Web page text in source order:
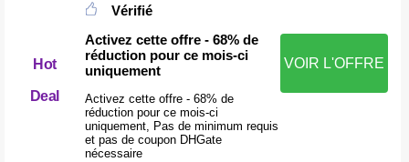
Hot
Deal
Vérifié
Activez cette offre - 68% de
réduction pour ce mois-ci
uniquement
Activez cette offre - 68% de
réduction pour ce mois-ci
uniquement, Pas de minimum requis
et pas de coupon DHGate
nécessaire
VOIR L'OFFRE